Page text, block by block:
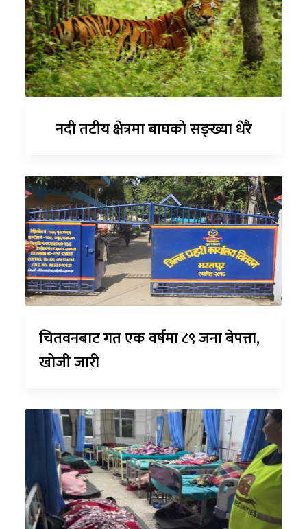
नदी तटीय क्षेत्रमा बाघको सङ्ख्या धेरै
चितवनबाट गत एक वर्षमा ८९ जना बेपत्ता,
खोजी जारी